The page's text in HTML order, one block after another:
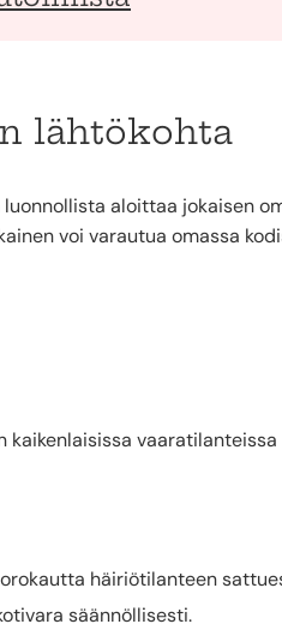
lähtökohta
aloittaa jokaisen
voi varautua omassa
kaikenlaisissa vaaratilanteissa
häiriötilanteen
säännöllisesti.